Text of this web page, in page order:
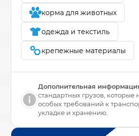
корма для животных
одежда и текстиль
крепежные материалы
Дополнительная
стандартных грузов, которые
особых требований к
укладке и хранению.